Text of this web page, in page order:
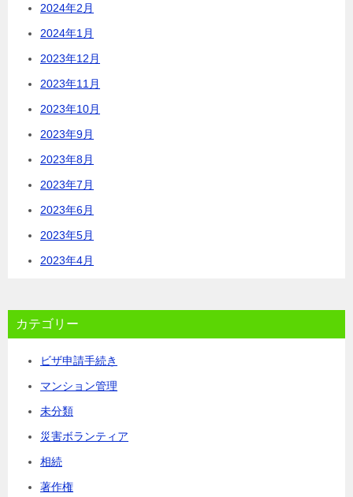
2024年2月
2024年1月
2023年12月
2023年11月
2023年10月
2023年9月
2023年8月
2023年7月
2023年6月
2023年5月
2023年4月
カテゴリー
ビザ申請手続き
マンション管理
未分類
災害ボランティア
相続
著作権